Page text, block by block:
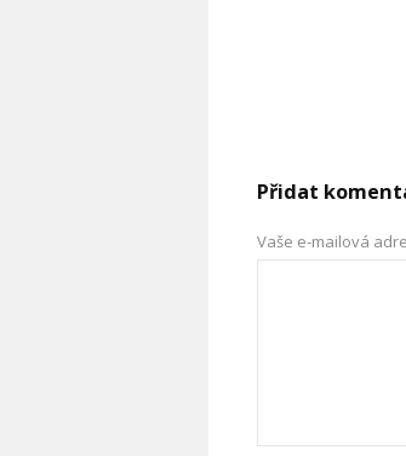
Přidat
Vaše e-mailová